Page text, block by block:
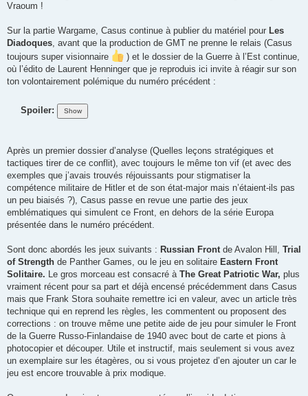
Vraoum !
Sur la partie Wargame, Casus continue à publier du matériel pour Les
Diadoques, avant que la production de GMT ne prenne le relais (Casus
toujours super visionnaire
) et le dossier de la Guerre à l’Est continue,
où l’édito de Laurent Henninger que je reproduis ici invite à réagir sur son
ton volontairement polémique du numéro précédent :
Spoiler:
Après un premier dossier d’analyse (Quelles leçons stratégiques et
tactiques tirer de ce conflit), avec toujours le même ton vif (et avec des
exemples que j’avais trouvés réjouissants pour stigmatiser la
compétence militaire de Hitler et de son état-major mais n’étaient-ils pas
un peu biaisés ?), Casus passe en revue une partie des jeux
emblématiques qui simulent ce Front, en dehors de la série Europa
présentée dans le numéro précédent.
Sont donc abordés les jeux suivants : Russian Front de Avalon Hill, Trial
of Strength de Panther Games, ou le jeu en solitaire Eastern Front
Solitaire. Le gros morceau est consacré à The Great Patriotic War, plus
vraiment récent pour sa part et déjà encensé précédemment dans Casus
mais que Frank Stora souhaite remettre ici en valeur, avec un article très
technique qui en reprend les règles, les commentent ou proposent des
corrections : on trouve même une petite aide de jeu pour simuler le Front
de la Guerre Russo-Finlandaise de 1940 avec bout de carte et pions à
photocopier et découper. Utile et instructif, mais seulement si vous avez
un exemplaire sur les étagères, ou si vous projetez d’en ajouter un car le
jeu est encore trouvable à prix modique.